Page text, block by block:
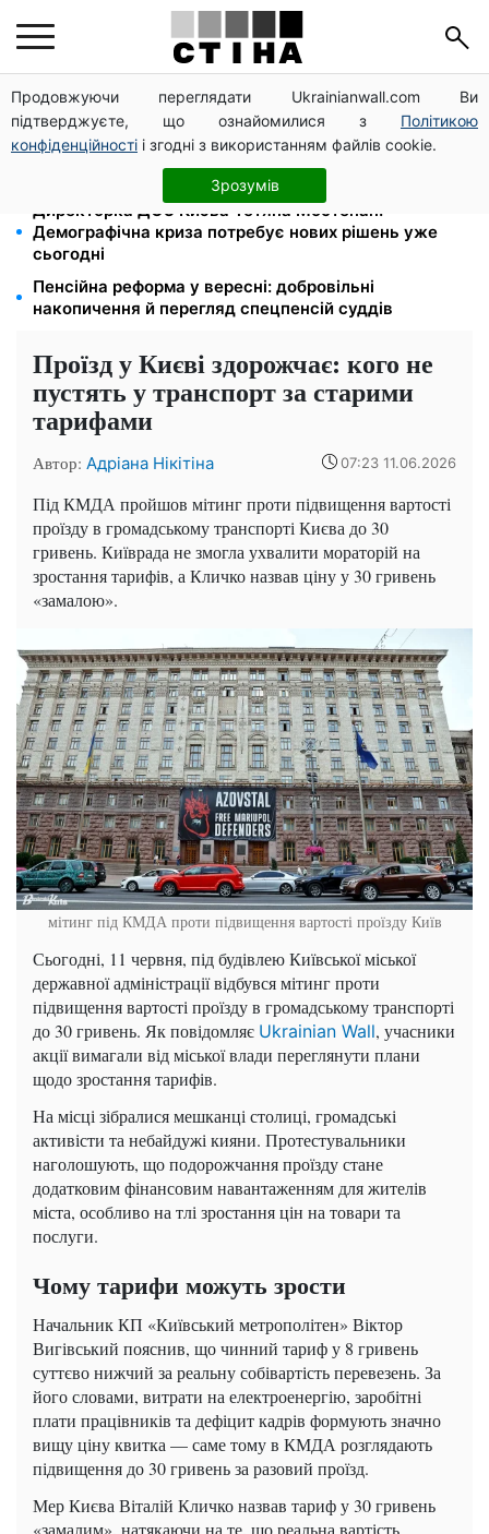
Продовжуючи переглядати Ukrainianwall.com Ви
підтверджуєте, що ознайомилися з Політикою
конфіденційності і згодні з використанням файлів cookie.
Зрозумів
Зарплати вчителів +20%, стипендії ×2: уряд
підвищує виплати з вересня
120 грн на день лише на дорогу: кияни масово
звільняються через тариф 30 грн за проїзд
Директорка ДОЗ Києва Тетяна Мостепан:
Демографічна криза потребує нових рішень уже
сьогодні
Пенсійна реформа у вересні: добровільні
накопичення й перегляд спецпенсій суддів
Проїзд у Києві здорожчає: кого не
пустять у транспорт за старими
тарифами
Автор: Адріана Нікітіна 07:23 11.06.2026
Під КМДА пройшов мітинг проти підвищення вартості
проїзду в громадському транспорті Києва до 30
гривень. Київрада не змогла ухвалити мораторій на
зростання тарифів, а Кличко назвав ціну у 30 гривень
«замалою».
мітинг під КМДА проти підвищення вартості проїзду Київ
Сьогодні, 11 червня, під будівлею Київської міської
державної адміністрації відбувся мітинг проти
підвищення вартості проїзду в громадському транспорті
до 30 гривень. Як повідомляє Ukrainian Wall, учасники
акції вимагали від міської влади переглянути плани
щодо зростання тарифів.
На місці зібралися мешканці столиці, громадські
активісти та небайдужі кияни. Протестувальники
наголошують, що подорожчання проїзду стане
додатковим фінансовим навантаженням для жителів
міста, особливо на тлі зростання цін на товари та
послуги.
Чому тарифи можуть зрости
Начальник КП «Київський метрополітен» Віктор
Вигівський пояснив, що чинний тариф у 8 гривень
суттєво нижчий за реальну собівартість перевезень. За
його словами, витрати на електроенергію, заробітні
плати працівників та дефіцит кадрів формують значно
вищу ціну квитка — саме тому в КМДА розглядають
підвищення до 30 гривень за разовий проїзд.
Мер Києва Віталій Кличко назвав тариф у 30 гривень